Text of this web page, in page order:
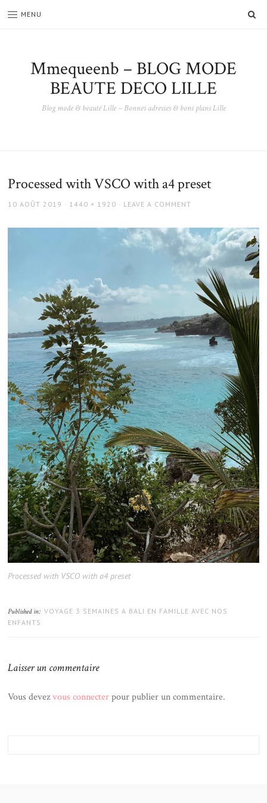
MENU
Mmequeenb – BLOG MODE
BEAUTE DECO LILLE
Blog mode & beauté Lille – Bonnes adresses & bons plans Lille
Processed with VSCO with a4 preset
POSTED
10 AOÛT 2019
FULL
1440 × 1920 LEAVE A COMMENT
Processed with VSCO with a4 preset
Published in: VOYAGE 3 SEMAINES A BALI EN FAMILLE AVEC NOS
ENFANTS
Laisser un commentaire
Vous devezvous connecterpour publier un commentaire.